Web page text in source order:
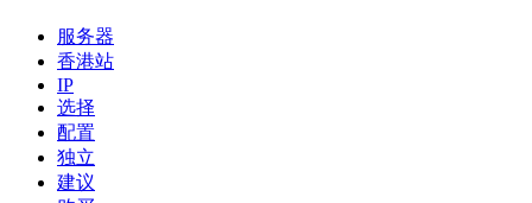
服务器
香港站
IP
选择
配置
独立
建议